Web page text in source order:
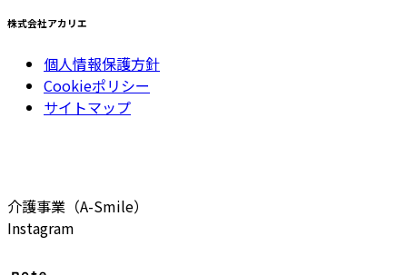
株式会社アカリエ
個人情報保護方針
Cookieポリシー
サイトマップ
介護事業（A-Smile）
Instagram